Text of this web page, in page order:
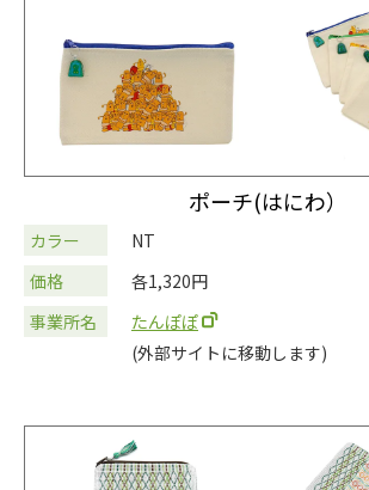
ポーチ(はにわ）
カラー
NT
価格
各1,320円
事業所名
たんぽぽ
(外部サイトに移動します)